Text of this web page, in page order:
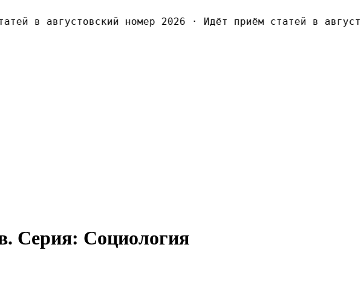
в августовский номер 2026· Идёт приём статей в
Серия: Социология